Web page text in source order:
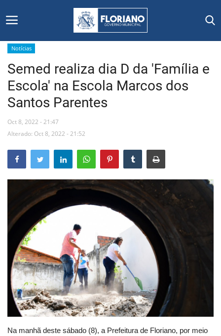
Início
Editais
Floriano
Mural de Licitações
Vídeos
Webmail
Contato
Notícias
Semed realiza dia D da 'Família e
Escola' na Escola Marcos dos
Santos Parentes
Oct 8, 2022 - 21:47
Alterado: Oct 8, 2022 - 21:52
Na manhã deste sábado (8), a Prefeitura de Floriano, por meio